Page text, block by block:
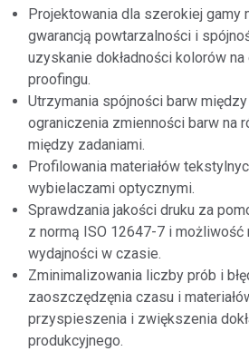
Projektowania dla szerokiej gamy
gwarancją powtarzalności i
uzyskanie dokładności kolorów
proofingu.
Utrzymania spójności barw
ograniczenia zmienności barw na
między zadaniami.
Profilowania materiałów
wybielaczami optycznymi.
Sprawdzania jakości druku za
z normą ISO 12647-7 i możliwość
wydajności w czasie.
Zminimalizowania liczby prób i
zaoszczędzęnia czasu i
przyspieszenia i zwiększenia
produkcyjnego.